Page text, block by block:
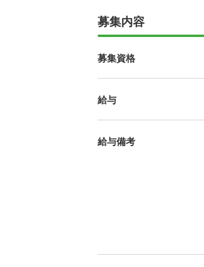
募集内容
募集資格
給与
給与備考